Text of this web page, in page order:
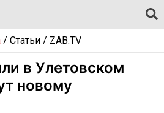
/ Статьи/ ZAB.TV
в Улетовском
новому